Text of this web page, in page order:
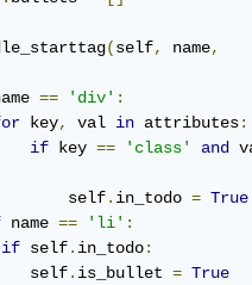
(self, name,
== 'div' :
key, val in attributes:
if key == 'class' and
                   self
. in_todo = True
name == 'li' :
if self. in_todo:
               self
. is_bullet = True